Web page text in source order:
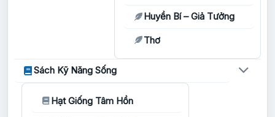
Huyền Bí – Giả Tưởng
Thơ
Sách Kỹ Năng Sống
Hạt Giống Tâm Hồn